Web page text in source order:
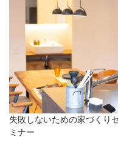
失敗しないための家づくり
ミナー